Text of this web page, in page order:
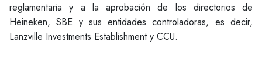
reglamentaria y a la aprobación de los directorios de
Heineken, SBE y sus entidades controladoras, es decir,
Lanzville Investments Establishment y CCU.